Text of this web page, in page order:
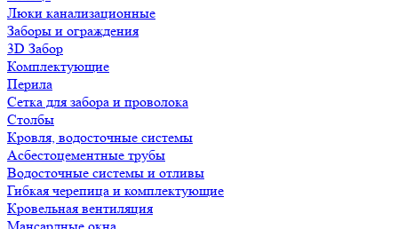
Люки канализационные
Заборы и ограждения
3D Забор
Комплектующие
Перила
Сетка для забора и проволока
Столбы
Кровля, водосточные системы
Асбестоцементные трубы
Водосточные системы и отливы
Гибкая черепица и комплектующие
Кровельная вентиляция